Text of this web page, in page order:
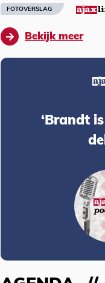
FOTOVERSLAG
Bekijk meer
‘Brandt